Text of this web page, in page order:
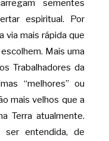
sementes
espiritual. Por
via mais rápida que
Mais uma
Trabalhadores da
“melhores” ou
mais velhos que a
Terra atualmente.
ser entendida, de